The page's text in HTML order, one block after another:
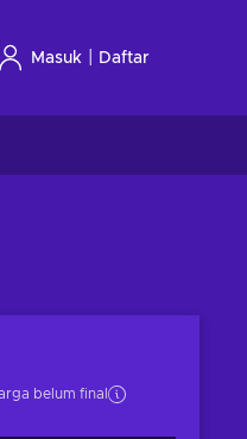
Masuk Daftar
belum final